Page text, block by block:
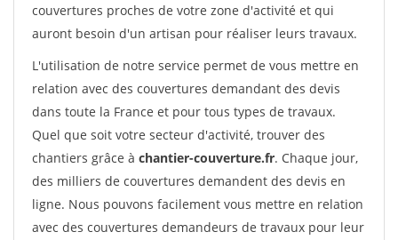
couvertures proches de votre zone d'activité et qui
auront besoin d'un artisan pour réaliser leurs travaux.
L'utilisation de notre service permet de vous mettre en
relation avec des couvertures demandant des devis
dans toute la France et pour tous types de travaux.
Quel que soit votre secteur d'activité, trouver des
chantiers grâce à chantier-couverture.fr. Chaque jour,
des milliers de couvertures demandent des devis en
ligne. Nous pouvons facilement vous mettre en relation
avec des couvertures demandeurs de travaux pour leur